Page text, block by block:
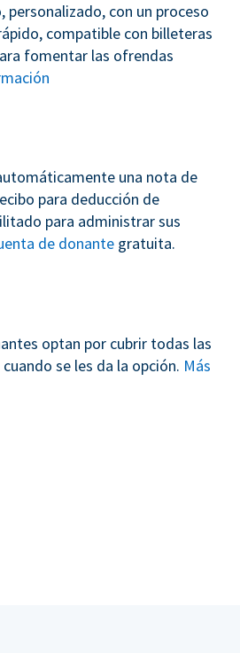
con un proceso
compatible con billeteras
fomentar las ofrendas
una nota de
para deducción de
para administrar sus
de donante gratuita.
optan por cubrir todas las
se les da la opción. Más